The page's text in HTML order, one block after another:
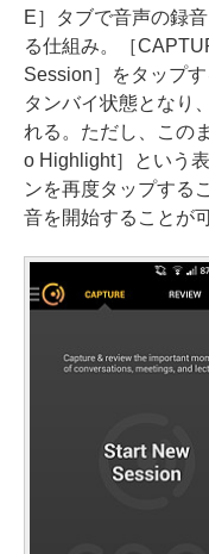
E］タブで音声の録
る仕組み。［
Session］をタップ
タンバイ状態となり
れる。ただし、この
o Highlight］という
ンを再度タップする
音を開始することが可